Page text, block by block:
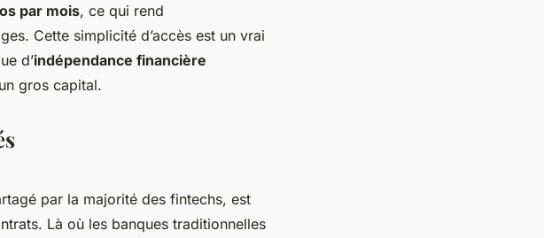
par mois, ce qui rend
Cette simplicité d’accès est un vrai
d’indépendance financière
gros capital.
par la majorité des fintechs, est
Là où les banques traditionnelles